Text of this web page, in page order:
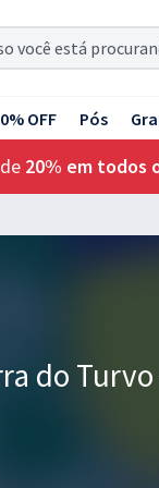
OFF Pós
20% em todos
do Turvo